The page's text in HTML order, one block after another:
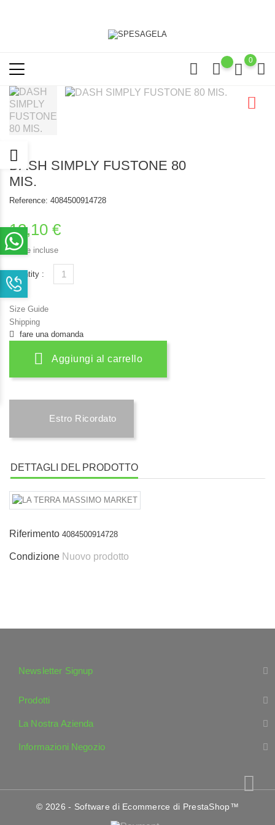
0
DASH SIMPLY FUSTONE 80
MIS.
Reference: 4084500914728
12,10 €
Tasse incluse
Quantity :
Size Guide
Shipping
fare una domanda
Aggiungi al carrello
Estro Ricordato
DETTAGLI DEL PRODOTTO
Riferimento 4084500914728
Condizione Nuovo prodotto
Newsletter Signup
Prodotti
La Nostra Azienda
Informazioni Negozio
© 2026 - Software di Ecommerce di PrestaShop™